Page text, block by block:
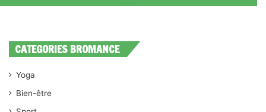
CATEGORIES BROMANCE
Yoga
Bien-être